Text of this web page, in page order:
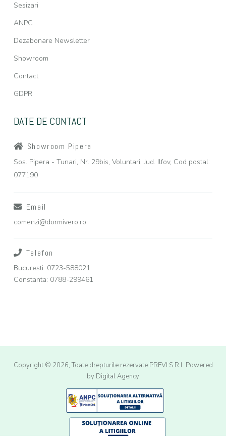
Sesizari
ANPC
Dezabonare Newsletter
Showroom
Contact
GDPR
DATE DE CONTACT
Showroom Pipera
Sos. Pipera - Tunari, Nr. 29bis, Voluntari, Jud. Ilfov, Cod postal:
077190
Email
comenzi@dormivero.ro
Telefon
Bucuresti: 0723-588021
Constanta: 0788-299461
Copyright © 2026, Toate drepturile rezervate PREVI S.R.L Powered
by Digital Agency